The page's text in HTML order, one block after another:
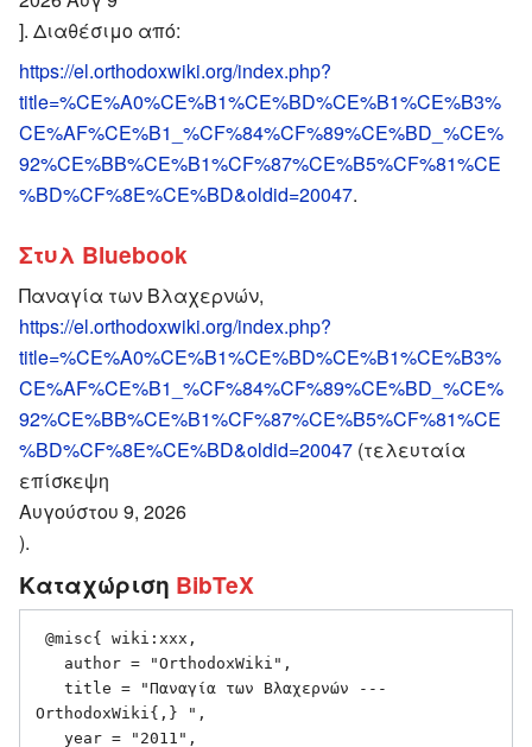
]. Διαθέσιμο από:
https://el.orthodoxwiki.org/index.php?
title=%CE%A0%CE%B1%CE%BD%CE%B1%CE%B3%
CE%AF%CE%B1_%CF%84%CF%89%CE%BD_%CE%
92%CE%BB%CE%B1%CF%87%CE%B5%CF%81%CE
%BD%CF%8E%CE%BD&oldid=20047.
Στυλ Bluebook
Παναγία των Βλαχερνών,
https://el.orthodoxwiki.org/index.php?
title=%CE%A0%CE%B1%CE%BD%CE%B1%CE%B3%
CE%AF%CE%B1_%CF%84%CF%89%CE%BD_%CE%
92%CE%BB%CE%B1%CF%87%CE%B5%CF%81%CE
%BD%CF%8E%CE%BD&oldid=20047 (τελευταία
επίσκεψη
Αυγούστου 9, 2026
).
Καταχώριση BibTeX
OrthodoxWiki{,} ",